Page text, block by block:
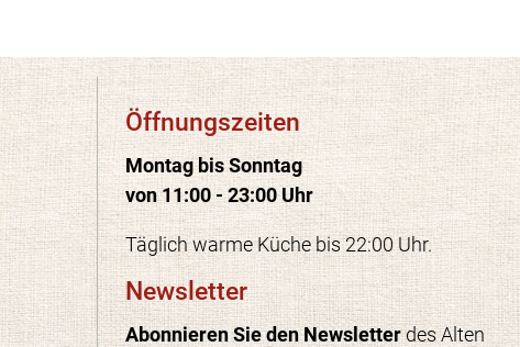
Öffnungszeiten
Montag bis Sonntag
von 11:00 - 23:00 Uhr
Täglich warme Küche bis 22:00 Uhr.
Newsletter
Abonnieren Sie den Newsletterdes Alten